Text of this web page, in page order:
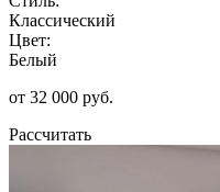
Классический
Цвет:
Белый
от 32 000 руб.
Рассчитать